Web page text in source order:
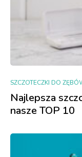
SZCZOTECZKI DO
Najlepsza
nasze TOP 10